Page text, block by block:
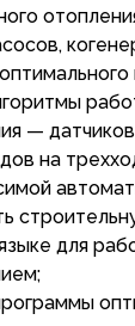
—
на
для